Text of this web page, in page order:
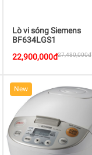
Lò vi sóng Siemens
BF634LGS1
22,900,000đ27,480,000đ
New